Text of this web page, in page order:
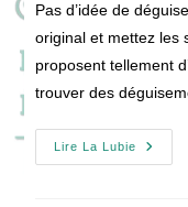
Pas d’idée de
original et mettez les
proposent tellement
trouver des
Lire La Lubie
Mardi
Gras